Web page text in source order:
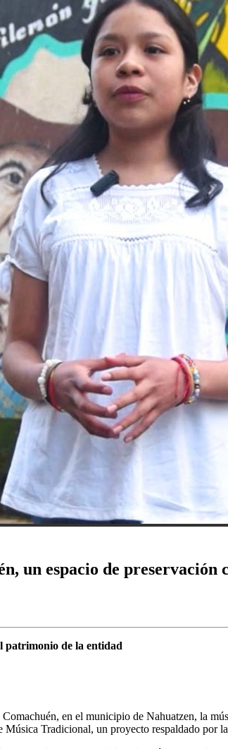
un espacio de preservación
patrimonio de la entidad
en el municipio de Nahuatzen, la
Tradicional, un proyecto respaldado por